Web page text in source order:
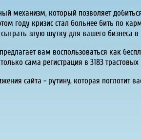
механизм, который позволяет
году кризис стал больнее бить по
злую шутку для вашего бизнеса
вам воспользоваться как
сама регистрация в 3183
сайта - рутину, которая поглотит